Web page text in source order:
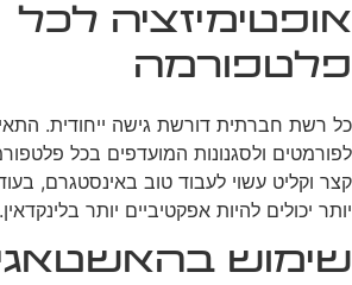
אופטימיזציה לכל
פלטפורמה
כל רשת חברתית דורשת גישה ייחודית.
לפורמטים ולסגנונות המועדפים בכל
קצר וקליט עשוי לעבוד טוב באינסטגרם,
יותר יכולים להיות אפקטיביים יותר בלינקדאין.
שימוש